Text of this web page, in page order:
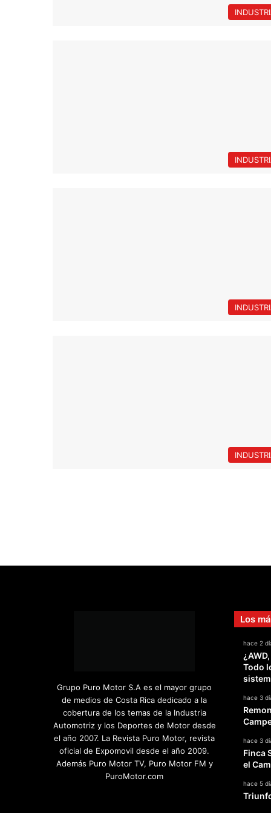
Grupo Puro Motor S.A es el mayor grupo
de medios de Costa Rica dedicado a la
cobertura de los temas de la Industria
Automotriz y los Deportes de Motor desde
el año 2007. La Revista Puro Motor, revista
oficial de Expomovil desde el año 2009.
Además Puro Motor TV, Puro Motor FM y
PuroMotor.com
Los
hace 2
Todo
hace 3
hace 3
Finca
el
hace 5